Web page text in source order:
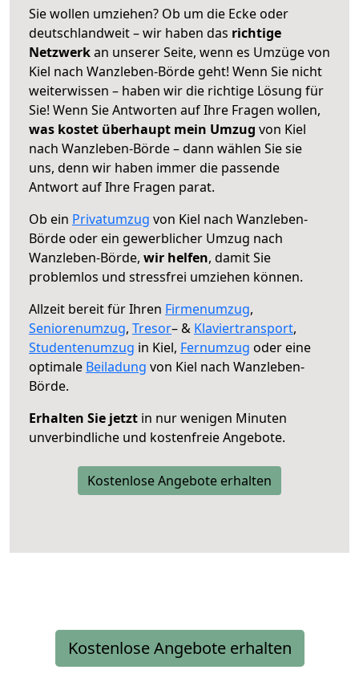
Sie wollen umziehen? Ob um die Ecke oder
deutschlandweit – wir haben das richtige
Netzwerkan unserer Seite, wenn es Umzüge von
Kiel nach Wanzleben-Börde geht! Wenn Sie nicht
weiterwissen – haben wir die richtige Lösung für
Sie! Wenn Sie Antworten auf Ihre Fragen wollen,
was kostet überhaupt mein Umzug von Kiel
nach Wanzleben-Börde – dann wählen Sie sie
uns, denn wir haben immer die passende
Antwort auf Ihre Fragen parat.
Ob ein Privatumzug von Kiel nach Wanzleben-
Börde oder ein gewerblicher Umzug nach
Wanzleben-Börde, wir helfen, damit Sie
problemlos und stressfrei umziehen können.
Allzeit bereit für Ihren Firmenumzug,
Seniorenumzug, Tresor– & Klaviertransport,
Studentenumzug in Kiel, Fernumzug oder eine
optimale Beiladung von Kiel nach Wanzleben-
Börde.
Erhalten Sie jetzt in nur wenigen Minuten
unverbindliche und kostenfreie Angebote.
Kostenlose Angebote erhalten
Kostenlose Angebote erhalten